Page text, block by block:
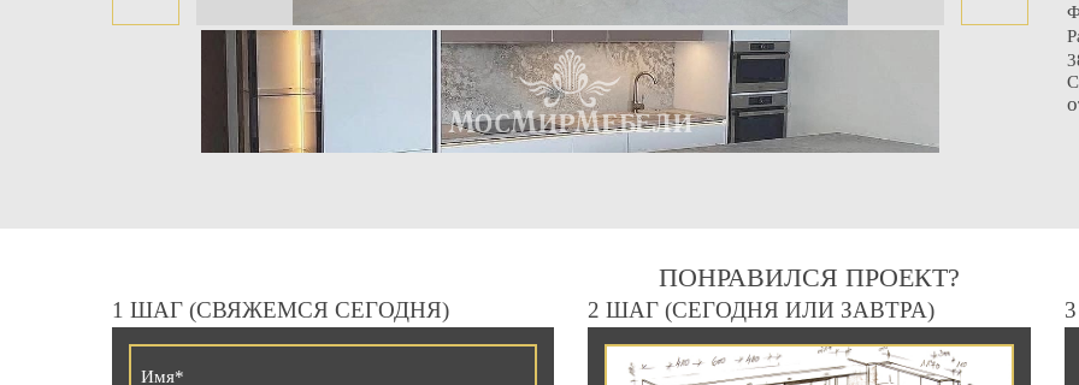
ПОНРАВИЛСЯ ПРОЕКТ?
1 ШАГ (СВЯЖЕМСЯ СЕГОДНЯ) 2 ШАГ (СЕГОДНЯ ИЛИ ЗАВТРА)